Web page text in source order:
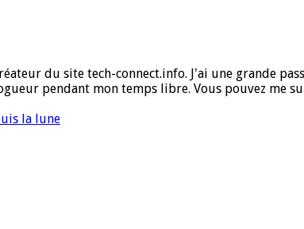
du site tech-connect.info. J'ai une grande
pendant mon temps libre. Vous pouvez me
la lune